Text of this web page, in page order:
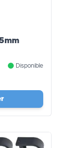
Disponible